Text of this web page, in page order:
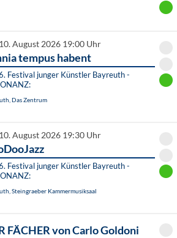
August 2026 19:00 Uhr
tempus habent
Festival junger Künstler Bayreuth -
Das Zentrum
August 2026 19:30 Uhr
Festival junger Künstler Bayreuth -
Steingraeber Kammermusiksaal
FÄCHER von Carlo Goldoni